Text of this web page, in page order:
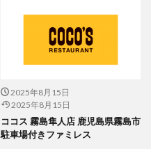
2025年8月15日
2025年8月15日
ココス 霧島隼人店 鹿児島県霧島市
駐車場付きファミレス